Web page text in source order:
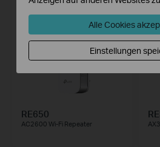
RE650
AC2600 Wi-Fi Repeater
Alle Cookies
Einstellungen